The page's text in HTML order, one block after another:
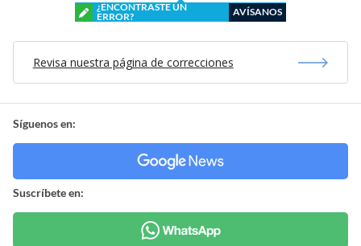
¿ENCONTRASTE UN
ERROR?
AVÍSANOS
Revisa nuestra página de correcciones
Síguenos en:
Suscríbete en: